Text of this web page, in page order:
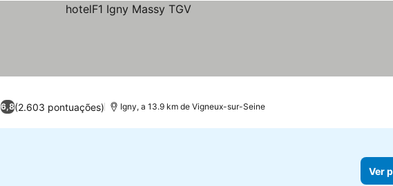
6,8(2.603 pontuações) Igny, a 13.9 km de Vigneux-sur-Seine
Ver